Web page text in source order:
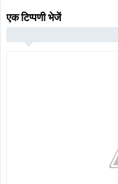
एक टिप्पणी भेजें